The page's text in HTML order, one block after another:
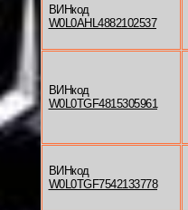
ВИНкод
W0L0AHL4882102537
ВИНкод
W0L0TGF4815305961
ВИНкод
W0L0TGF7542133778